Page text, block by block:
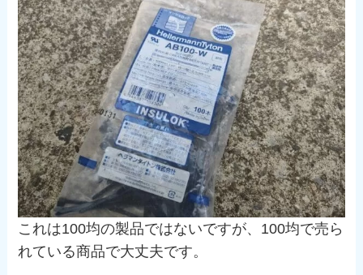
これは100均の製品ではないですが、100均で売ら
れている商品で大丈夫です。